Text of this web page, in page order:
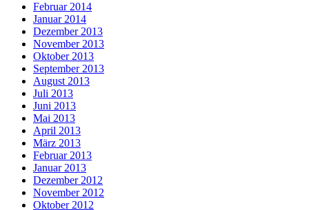
Februar 2014
Januar 2014
Dezember 2013
November 2013
Oktober 2013
September 2013
August 2013
Juli 2013
Juni 2013
Mai 2013
April 2013
März 2013
Februar 2013
Januar 2013
Dezember 2012
November 2012
Oktober 2012